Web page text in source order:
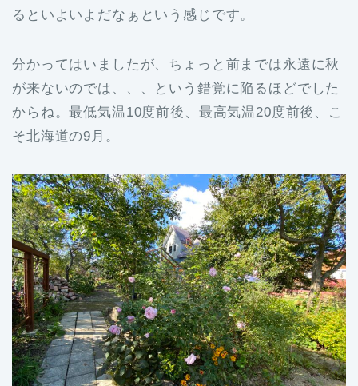
るといよいよだなぁという感じです。
分かってはいましたが、ちょっと前までは永遠に秋
が来ないのでは、、、という錯覚に陥るほどでした
からね。最低気温10度前後、最高気温20度前後、こ
そ北海道の9月。